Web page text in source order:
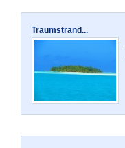
Traumstrand...